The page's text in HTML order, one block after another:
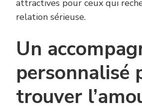
attractives pour ceux qui
relation sérieuse.
Un
personnalisé
trouver